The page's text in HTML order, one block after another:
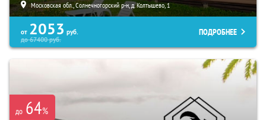
Московская обл., Солнечногорский р-н, д. Колтышево, 1
от 2053 руб.
до67400руб.
ПОДРОБНЕЕ
до 64%